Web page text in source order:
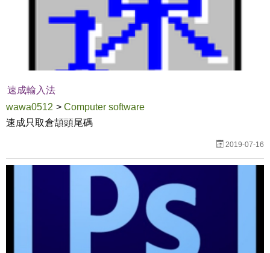
速成輸入法
wawa0512 > Computer software
速成只取倉頡頭尾碼
2019-07-16